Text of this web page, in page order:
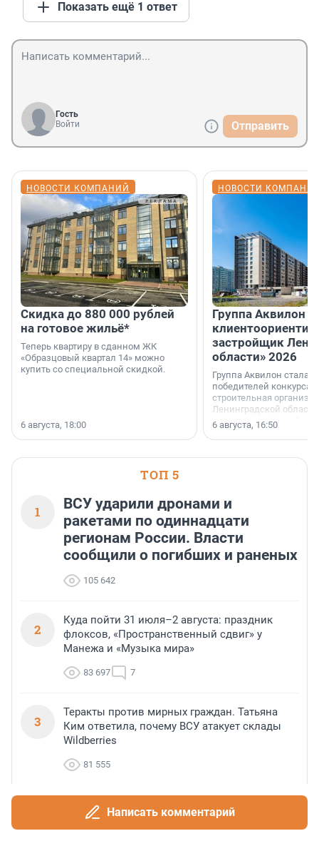
Показать ещё 1 ответ
Гость
Войти
Отправить
НОВОСТИ КОМПАНИЙ
Скидка до 880 000 рублей
на готовое жильё*
Теперь квартиру в сданном ЖК
«Образцовый квартал 14» можно
купить со специальной скидкой.
6 августа, 18:00
НОВОСТИ
Группа Аквилон
застройщик
области» 2026
Группа Аквилон стала
победителей конкурса
строительная
Ленинградской области
номинации «Самый
застройщик
области».
6 августа, 16:50
ТОП 5
1
ВСУ ударили дронами и
ракетами по одиннадцати
регионам России. Власти
сообщили о погибших и раненых
105 642
2
Куда пойти 31 июля–2 августа: праздник
флоксов, «Пространственный сдвиг» у
Манежа и «Музыка мира»
83 697 7
3
Теракты против мирных граждан. Татьяна
Ким ответила, почему ВСУ атакует склады
Wildberries
81 555
Погибшие и пострадавшие. Что известно о
взрыве в центре Москвы
Написать комментарий